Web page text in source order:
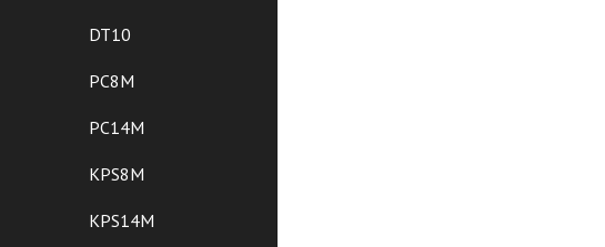
DT10
PC8M
PC14M
KPS8M
KPS14M